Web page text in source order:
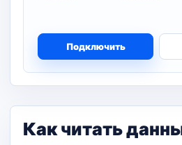
Подключить
Как читать